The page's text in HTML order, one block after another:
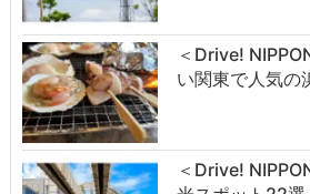
＜Drive!
い関東で人気の
＜Drive!